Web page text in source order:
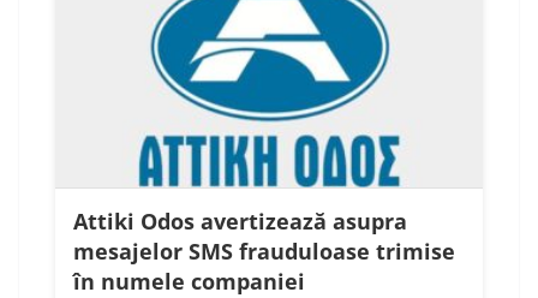
Attiki Odos avertizează asupra
mesajelor SMS frauduloase trimise
în numele companiei